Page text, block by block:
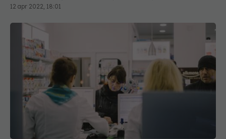
12 apr 2022, 18:01